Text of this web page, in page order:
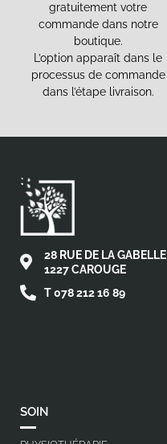
gratuitement votre
commande dans notre
boutique.
L’option apparaît dans le
processus de commande
dans l’étape livraison.
28 RUE DE LA GABELLE
1227 CAROUGE
T 078 212 16 89
SOIN